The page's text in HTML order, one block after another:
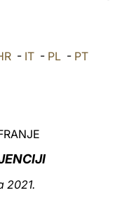
中文
- IT- PL- PT
2021.